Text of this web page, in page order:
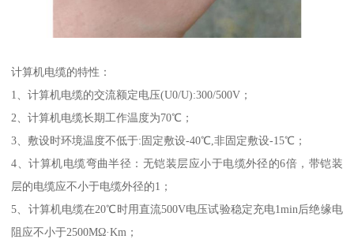
计算机电缆的特性：
1、计算机电缆的交流额定电压(U0/U):300/500V；
2、计算机电缆长期工作温度为70℃；
3、敷设时环境温度不低于:固定敷设-40℃,非固定敷设-15℃；
4、计算机电缆弯曲半径：无铠装层应小于电缆外径的6倍，带铠装
层的电缆应不小于电缆外径的1；
5、计算机电缆在20℃时用直流500V电压试验稳定充电1min后绝缘电
阻应不小于2500MΩ·Km；